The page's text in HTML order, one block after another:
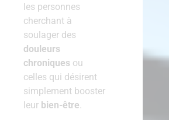
les personnes
cherchant à
soulager des
douleurs
chroniques ou
celles qui désirent
simplement booster
leur bien-être.